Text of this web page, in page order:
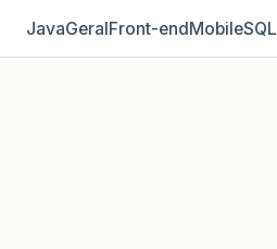
JavaGeralFront‑endMobileSQL